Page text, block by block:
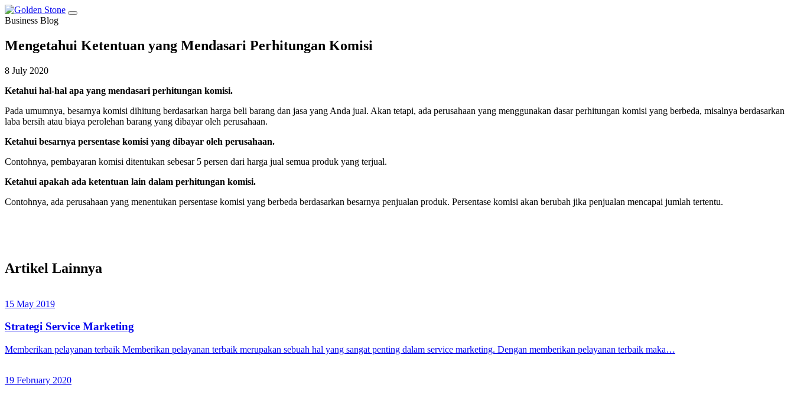
Business Blog
Mengetahui Ketentuan yang Mendasari Perhitungan Komisi
8 July 2020
Ketahui hal-hal apa yang mendasari perhitungan komisi.
Pada umumnya, besarnya komisi dihitung berdasarkan harga beli barang dan jasa yang Anda jual. Akan tetapi, ada perusahaan yang menggunakan dasar perhitungan komisi yang berbeda, misalnya berdasarkan
laba bersih atau biaya perolehan barang yang dibayar oleh perusahaan.
Ketahui besarnya persentase komisi yang dibayar oleh perusahaan.
Contohnya, pembayaran komisi ditentukan sebesar 5 persen dari harga jual semua produk yang terjual.
Ketahui apakah ada ketentuan lain dalam perhitungan komisi.
Contohnya, ada perusahaan yang menentukan persentase komisi yang berbeda berdasarkan besarnya penjualan produk. Persentase komisi akan berubah jika penjualan mencapai jumlah tertentu.
Artikel Lainnya
15 May 2019
Strategi Service Marketing
Memberikan pelayanan terbaik Memberikan pelayanan terbaik merupakan sebuah hal yang sangat penting dalam service marketing. Dengan memberikan pelayanan terbaik maka…
19 February 2020